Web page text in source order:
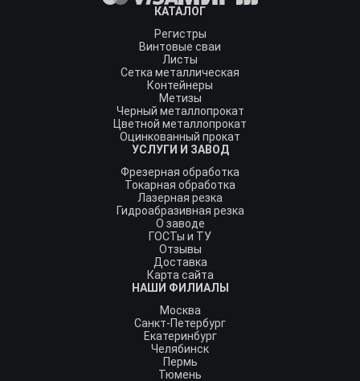
КАТАЛОГ
Регистры
Винтовые сваи
Листы
Сетка металлическая
Контейнеры
Метизы
Черный металлопрокат
Цветной металлопрокат
Оцинкованный прокат
УСЛУГИ И ЗАВОД
Фрезерная обработка
Токарная обработка
Лазерная резка
Гидроабразивная резка
О заводе
ГОСТы и ТУ
Отзывы
Доставка
Карта сайта
НАШИ ФИЛИАЛЫ
Москва
Санкт-Петербург
Екатеринбург
Челябинск
Пермь
Тюмень